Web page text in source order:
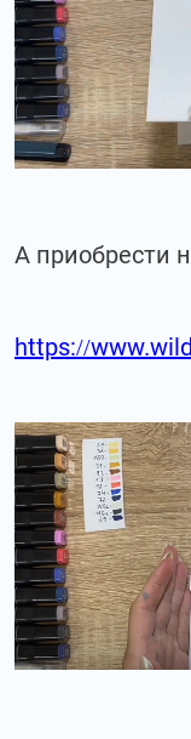
А приобрести
https://